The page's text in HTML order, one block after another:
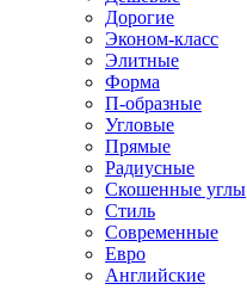
Дорогие
Эконом-класс
Элитные
Форма
П-образные
Угловые
Прямые
Радиусные
Скошенные углы
Стиль
Современные
Евро
Английские